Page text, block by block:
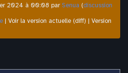
2024 à 00:08 parSenua (discussion
| Voir la version actuelle (diff) | Version